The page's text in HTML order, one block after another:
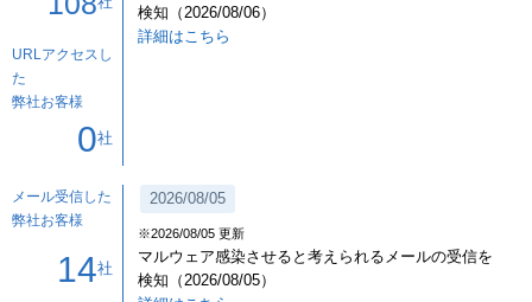
URLアクセスし
た
弊社お客様
0社
検知（2026/08/06）
詳細はこちら
メール受信した
弊社お客様
14社
2026/08/05
※2026/08/05 更新
マルウェア感染させると考えられるメールの受信を
検知（2026/08/05）